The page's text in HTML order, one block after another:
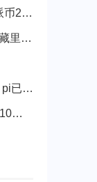
派币2025年官方最新消息是什么 派币2025年官方最新消息真实分享
揭秘十大不值钱的纪念币，你的收藏里有吗？
央视曝光pi币最新最真实报道2023 pi已经成功了是真的吗（假的）
pi币今天最新官方消息真实2025年10月 派币今天最新消息介绍